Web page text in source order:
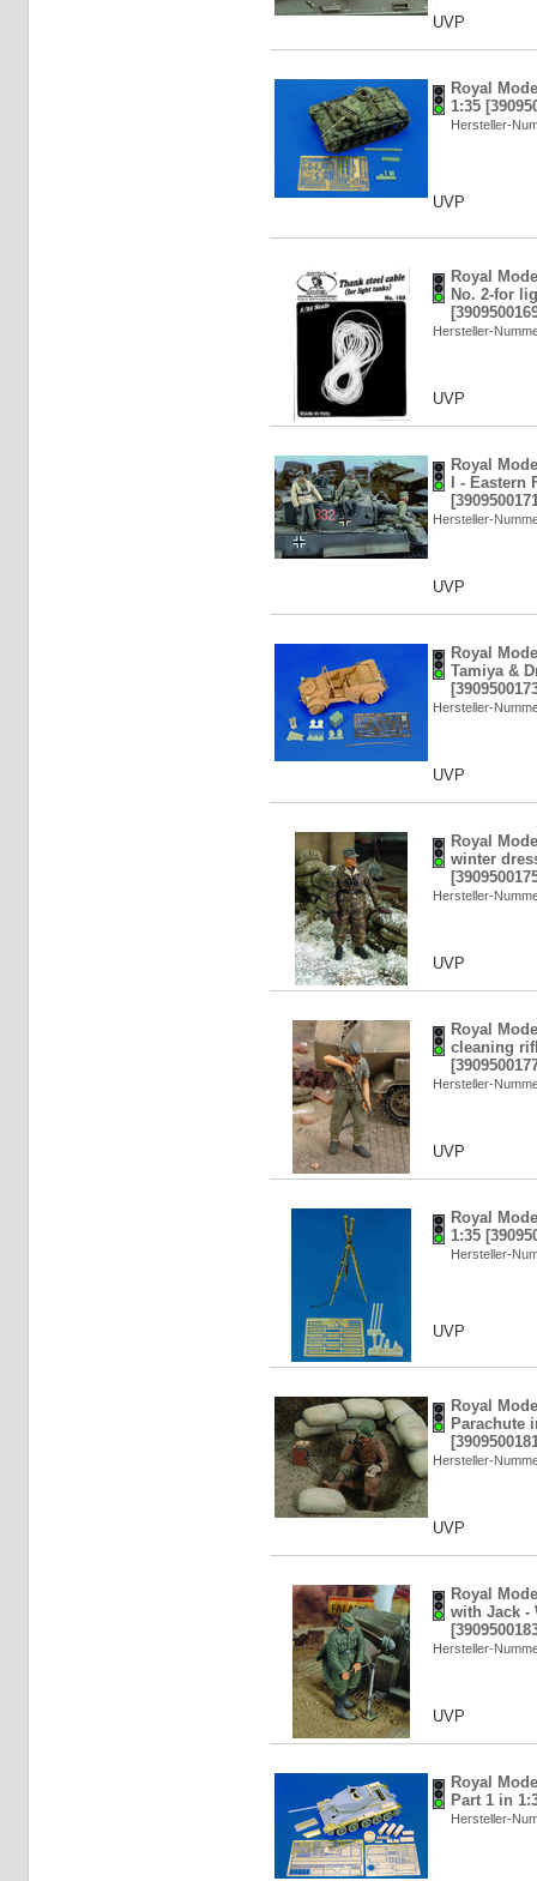
UVP
Royal
1:35
Hersteller-
UVP
Royal
No. 2-for
Hersteller-
UVP
Royal
I - Eastern
Hersteller-
UVP
Royal
Tamiya &
Hersteller-
UVP
Royal
winter
Hersteller-
UVP
Royal
cleaning
Hersteller-
UVP
Royal
1:35
Hersteller-
UVP
Royal
Parachute
Hersteller-
UVP
Royal
with Jack -
Hersteller-
UVP
Royal
Part 1 in
Hersteller-